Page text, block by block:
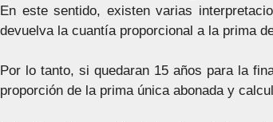
En este sentido, existen varias
devuelva la cuantía proporcional a la prima
Por lo tanto, si quedaran 15 años para la
proporción de la prima única abonada y